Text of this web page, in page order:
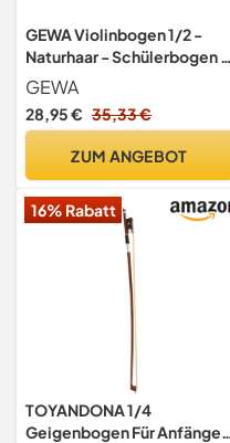
GEWA Violinbogen 1/2 -
Naturhaar - Schülerbogen -
Runde Stange -
Hartholzfrosch
GEWA
28,95 € 35,33 €
ZUM ANGEBOT
16% Rabatt
TOYANDONA 1/4
Geigenbogen Für Anfänger